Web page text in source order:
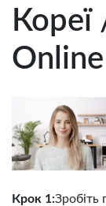
Online
Крок 1:Зробіть